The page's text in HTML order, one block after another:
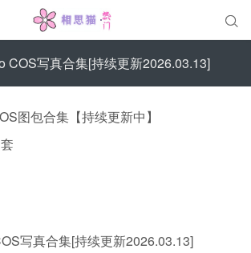

COS写真合集[持续更新2026.03.13]
图包合集【持续更新中】